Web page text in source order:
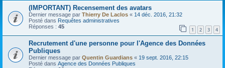
(IMPORTANT) Recensement des avatars
Dernier message par Thierry De Laclos « 14 déc. 2016, 21:32
Posté dans Requêtes administratives
Réponses : 45 1 2 3 4
Recrutement d'une personne pour l'Agence des Données
Publiques
Dernier message par Quentin Guardians « 19 sept. 2016, 22:15
Posté dans Agence des Données Publiques